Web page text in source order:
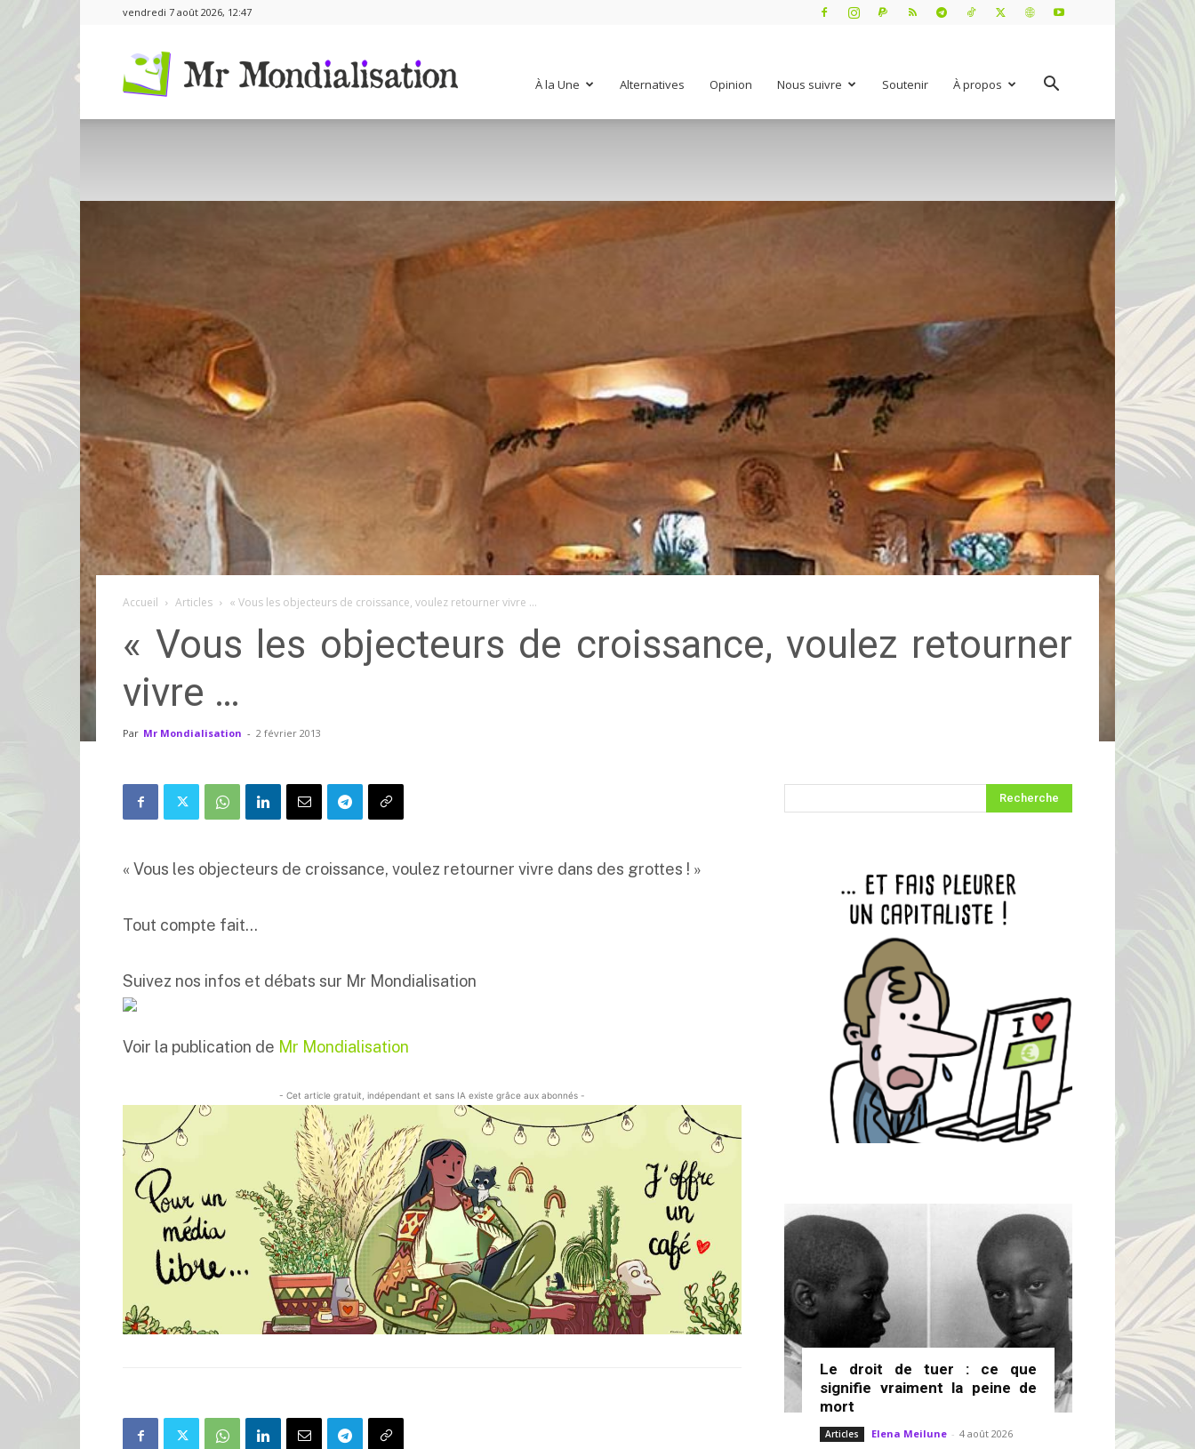
vendredi 7 août 2026, 12:47
À la Une Alternatives Opinion Nous suivre Soutenir À propos
Accueil Articles « Vous les objecteurs de croissance, voulez retourner vivre …
« Vous les objecteurs de croissance, voulez retourner
vivre …
Par Mr Mondialisation - 2 février 2013
« Vous les objecteurs de croissance, voulez retourner vivre dans des grottes ! »
Tout compte fait…
Suivez nos infos et débats sur Mr Mondialisation
Voir la publication de Mr Mondialisation
- Cet article gratuit, indépendant et sans IA existe grâce aux abonnés -
Le droit de tuer : ce que
signifie vraiment la peine de
mort
Articles Elena Meilune - 4 août 2026